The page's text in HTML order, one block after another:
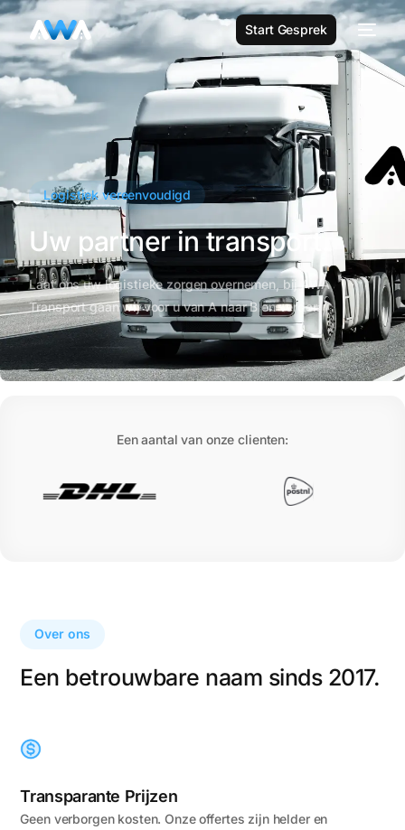
Start Gesprek
Logistiek vereenvoudigd
Uw partner in transport.
Laat ons uw logistieke zorgen overnemen, bij AWA
Transport gaan wij voor u van A naar B en verder.
Een aantal van onze clienten:
Over ons
Een betrouwbare naam sinds 2017.
Transparante Prijzen
Geen verborgen kosten. Onze offertes zijn helder en